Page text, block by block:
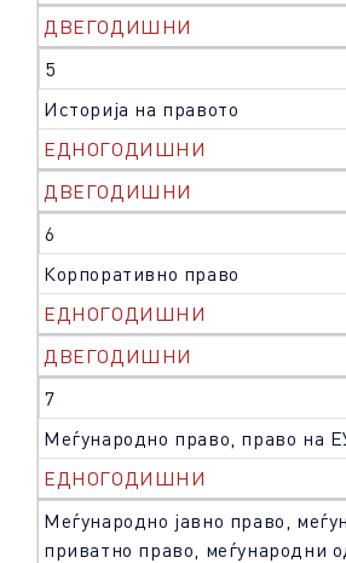
ДВЕГОДИШНИ
5
Историја на правото
ЕДНОГОДИШНИ
ДВЕГОДИШНИ
6
Корпоративно право
ЕДНОГОДИШНИ
ДВЕГОДИШНИ
7
Меѓународно право, право на
ЕДНОГОДИШНИ
Меѓународно јавно право,
приватно право, меѓународни